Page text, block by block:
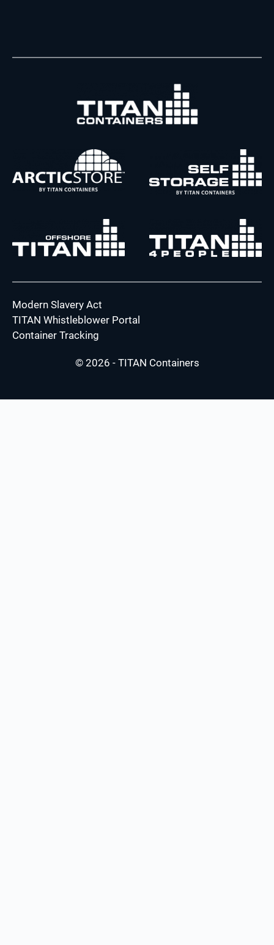
Modern Slavery Act
TITAN Whistleblower Portal
Container Tracking
© 2026 - TITAN Containers